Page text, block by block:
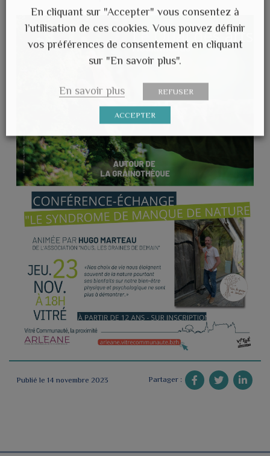
Publié le 14 novembre 2023 Partager :
En cliquant sur "Accepter" vous consentez à
l’utilisation de ces cookies. Vous pouvez définir
vos préférences de consentement en cliquant
sur "En savoir plus".
En savoir plus REFUSER
ACCEPTER